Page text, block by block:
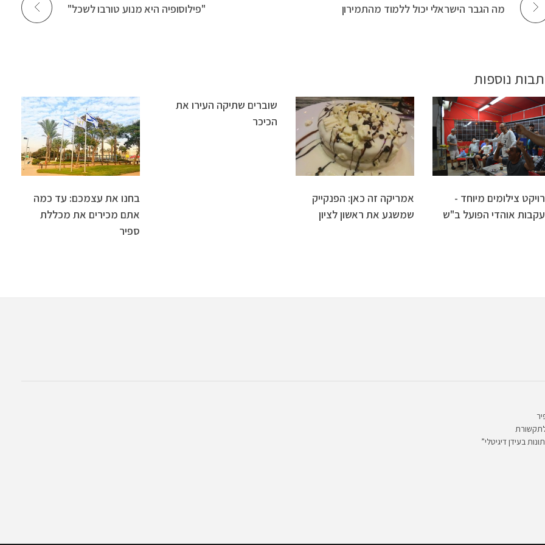
מה הגבר הישראלי יכול ללמוד מהתמירון "פילוסופיה היא מנוע טורבו לשכל"
נוספות
צילומים מיוחד -
אוהדי הפועל ב"ש
אמריקה זה כאן: הפנקייק
שמשגע את ראשון לציון
שוברים שתיקה העירו את
הכיכר
בחנו את עצמכם: עד כמה
אתם מכירים את מכללת
ספיר
בעידן דיגיטלי”